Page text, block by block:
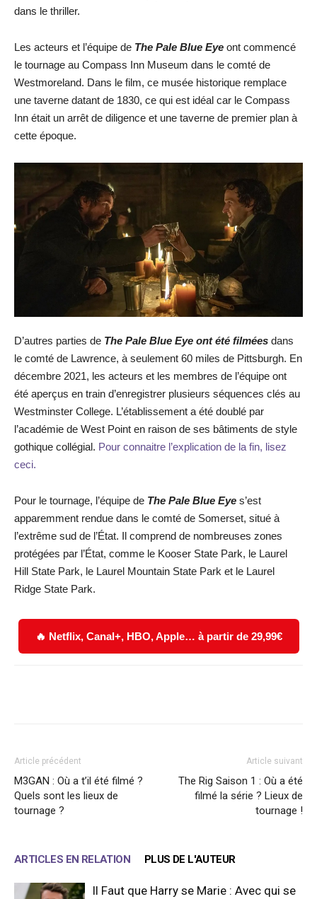
dans le thriller.
Les acteurs et l’équipe de The Pale Blue Eye ont commencé
le tournage au Compass Inn Museum dans le comté de
Westmoreland. Dans le film, ce musée historique remplace
une taverne datant de 1830, ce qui est idéal car le Compass
Inn était un arrêt de diligence et une taverne de premier plan à
cette époque.
D’autres parties de The Pale Blue Eye ont été filmées dans
le comté de Lawrence, à seulement 60 miles de Pittsburgh. En
décembre 2021, les acteurs et les membres de l’équipe ont
été aperçus en train d’enregistrer plusieurs séquences clés au
Westminster College. L’établissement a été doublé par
l’académie de West Point en raison de ses bâtiments de style
gothique collégial. Pour connaitre l’explication de la fin, lisez
ceci.
Pour le tournage, l’équipe de The Pale Blue Eye s’est
apparemment rendue dans le comté de Somerset, situé à
l’extrême sud de l’État. Il comprend de nombreuses zones
protégées par l’État, comme le Kooser State Park, le Laurel
Hill State Park, le Laurel Mountain State Park et le Laurel
Ridge State Park.
🔥 Netflix, Canal+, HBO, Apple… à partir de 29,99€
Article précédent
M3GAN : Où a t’il été filmé ?
Quels sont les lieux de
tournage ?
Article suivant
The Rig Saison 1 : Où a été
filmé la série ? Lieux de
tournage !
ARTICLES EN RELATION PLUS DE L'AUTEUR
Il Faut que Harry se Marie : Avec qui se